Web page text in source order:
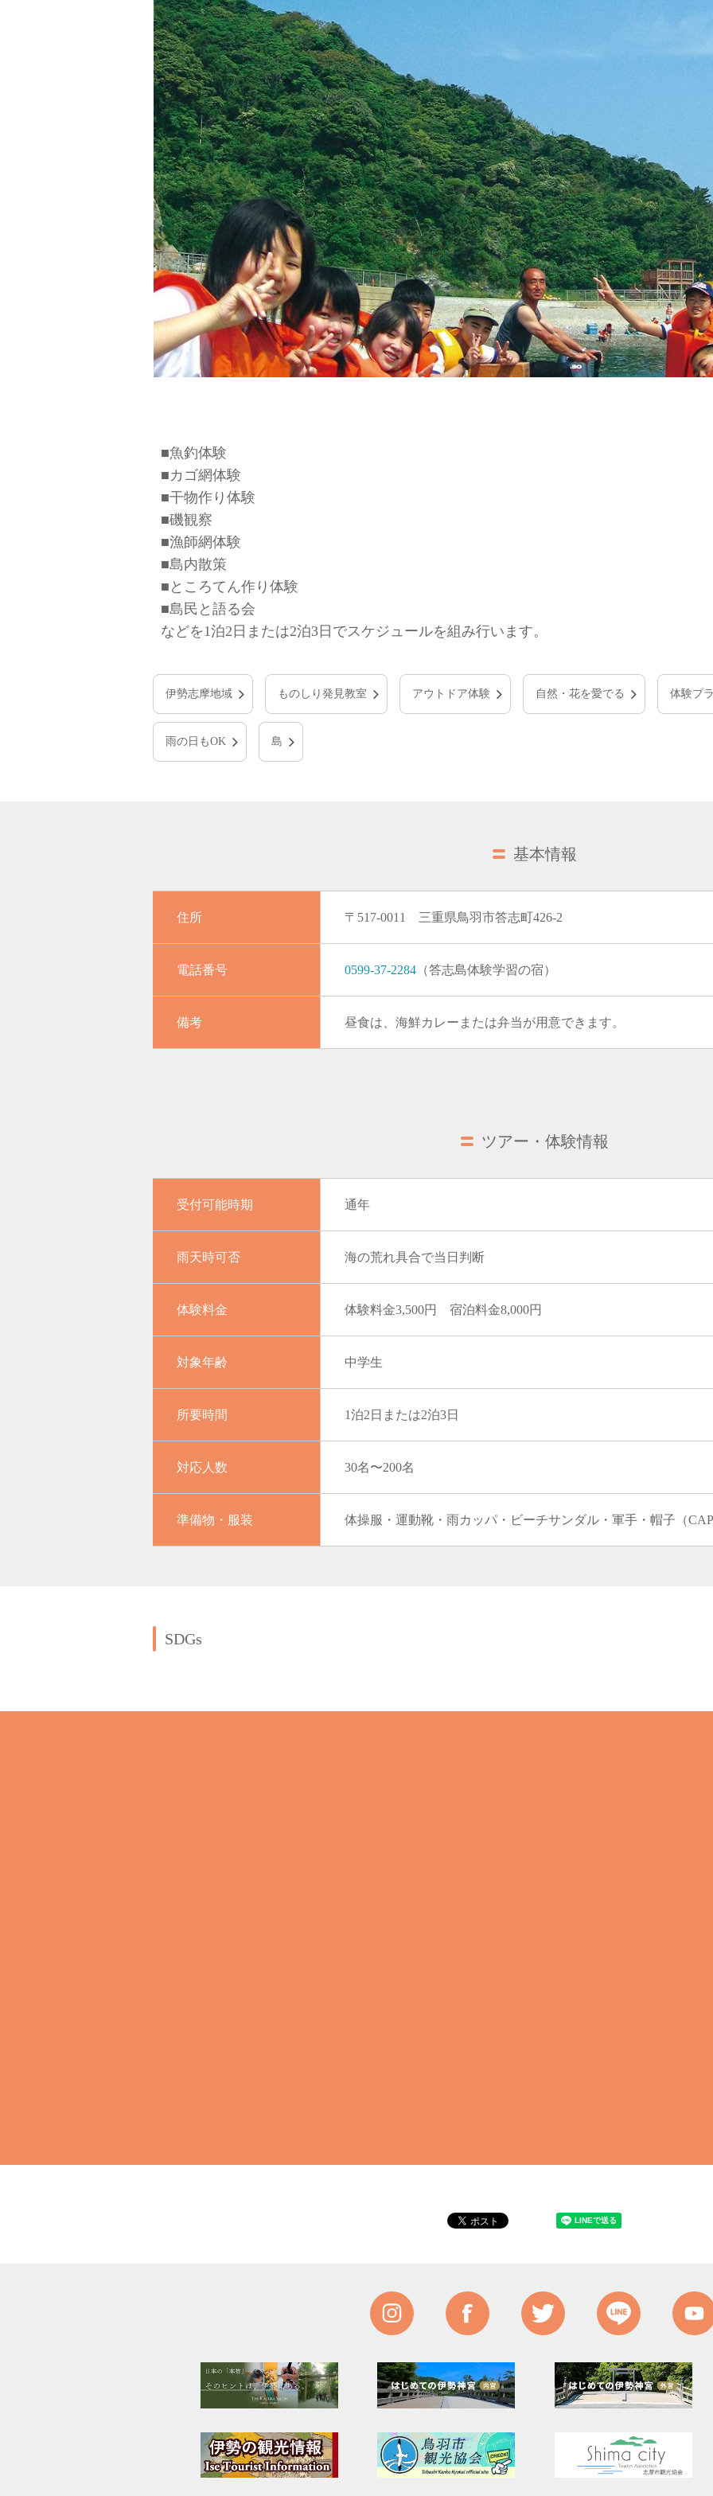
■魚釣体験
■カゴ網体験
■干物作り体験
■磯観察
■漁師網体験
■島内散策
■ところてん作り体験
■島民と語る会
などを1泊2日または2泊3日でスケジュールを組み行います。
伊勢志摩地域 ものしり発見教室 アウトドア体験 自然・花を愛でる 体験プ
雨の日もOK 島
基本情報
住所 〒517-0011 三重県鳥羽市答志町426-2
電話番号 0599-37-2284 （答志島体験学習の宿）
備考 昼食は、海鮮カレーまたは弁当が用意できます。
ツアー・体験情報
受付可能時期 通年
雨天時可否 海の荒れ具合で当日判断
体験料金 体験料金3,500円 宿泊料金8,000円
対象年齢 中学生
所要時間 1泊2日または2泊3日
対応人数 30名〜200名
準備物・服装 体操服・運動靴・雨カッパ・ビーチサンダル・軍手・帽子（
SDGs